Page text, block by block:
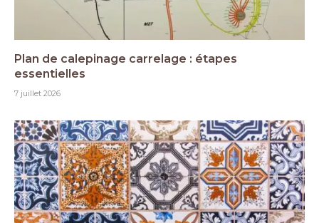
Plan de calepinage carrelage : étapes
essentielles
7 juillet 2026